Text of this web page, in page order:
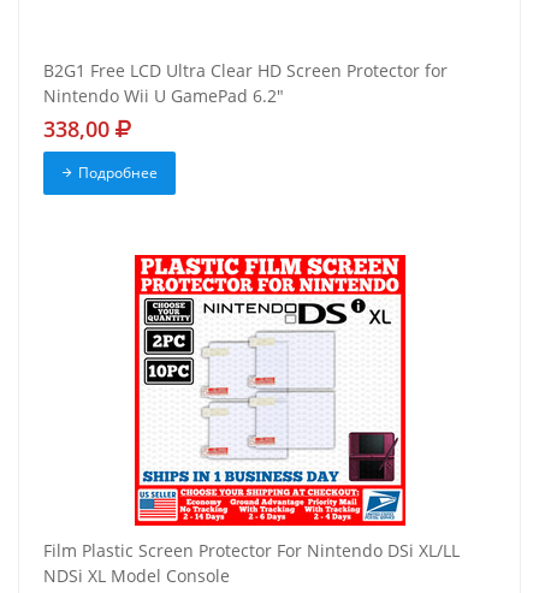
B2G1 Free LCD Ultra Clear HD Screen Protector for
Nintendo Wii U GamePad 6.2"
338,00
Подробнее
Film Plastic Screen Protector For Nintendo DSi XL/LL
NDSi XL Model Console